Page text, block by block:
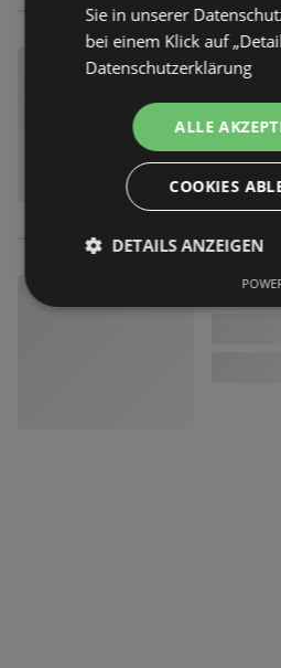
Sie in unserer
bei einem Klick auf
Datenschutzerklärung
ALLE
COOKIES
DETAILS ANZEIGEN